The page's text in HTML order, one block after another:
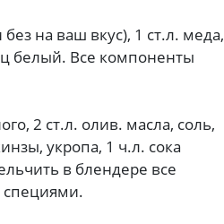
на ваш вкус), 1 ст.л. меда,
белый. Все компоненты
2 ст.л. олив. масла, соль,
укропа, 1 ч.л. сока
в блендере все
специями.